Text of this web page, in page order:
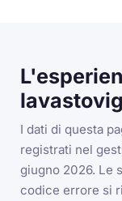
I dati di questa
registrati nel
giugno 2026. Le
codice errore si